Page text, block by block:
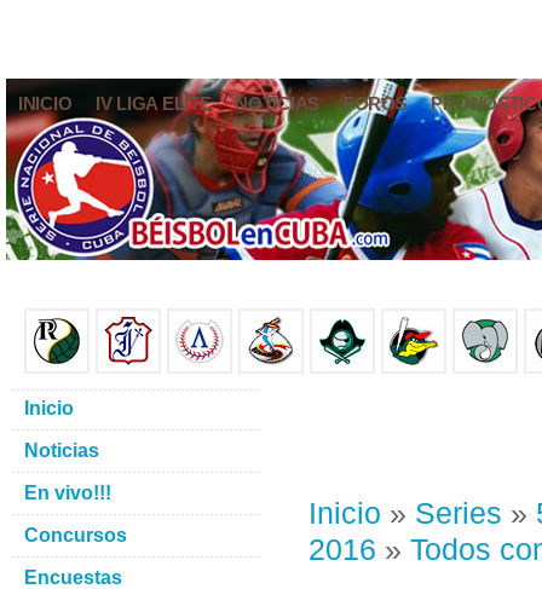
INICIO IV LIGA ELITE NOTICIAS FOROS
Inicio » Series »
2016 » Todos
Inicio
Noticias
En vivo!!!
Concursos
Encuestas